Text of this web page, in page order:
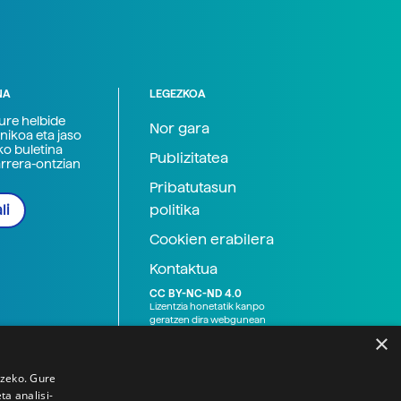
helbide
eta jaso
buletina
ontzian
LEGEZKOA
Nor gara
Publizitatea
Pribatutasun
politika
Cookien erabilera
Kontaktua
CC BY-NC-ND 4.0
Lizentzia honetatik kanpo
geratzen dira webgunean
×
Gure
analisi-